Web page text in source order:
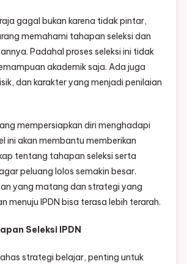
gagal bukan karena tidak pintar,
memahami tahapan seleksi dan
Padahal proses seleksi ini tidak
akademik saja. Ada juga
dan karakter yang menjadi penilaian
mempersiapkan diri menghadapi
ini akan membantu memberikan
tentang tahapan seleksi serta
peluang lolos semakin besar.
yang matang dan strategi yang
menuju IPDN bisa terasa lebih terarah.
Seleksi IPDN
strategi belajar, penting untuk